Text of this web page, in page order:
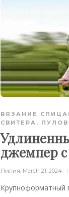
ВЯЗАНИЕ
СВИТЕРА,
джемпер
Лилия, March 21, 2024
Крупноформатный